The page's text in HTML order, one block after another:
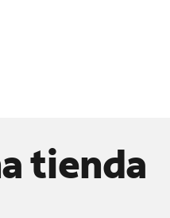
tienda